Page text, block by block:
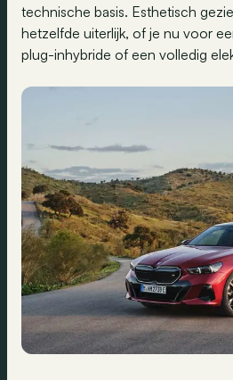
technische basis. Esthetisch
hetzelfde uiterlijk, of je nu voor
plug-inhybride of een volledig